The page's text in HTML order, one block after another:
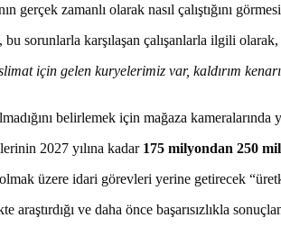
gerçek zamanlı olarak nasıl çalıştığını
sorunlarla karşılaşan çalışanlarla ilgili olarak,
için gelen kuryelerimiz var, kaldırım
belirlemek için mağaza kameralarında
2027 yılına kadar 175 milyondan 250
üzere idari görevleri yerine getirecek
ve daha önce başarısızlıkla